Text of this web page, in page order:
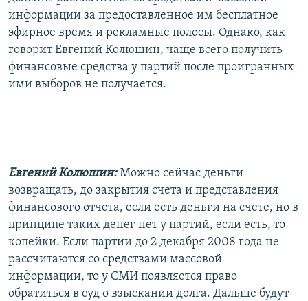
информации за предоставленное им бесплатное
эфирное время и рекламные полосы. Однако, как
говорит Евгений Колюшин, чаще всего получить
финансовые средства у партий после проигранных
ими выборов не получается.
Евгений Колюшин: Можно сейчас деньги
возвращать, до закрытия счета и представления
финансового отчета, если есть деньги на счете, но в
принципе таких денег нет у партий, если есть, то
копейки. Если партии до 2 декабря 2008 года не
рассчитаются со средствами массовой
информации, то у СМИ появляется право
обратиться в суд о взыскании долга. Дальше будут